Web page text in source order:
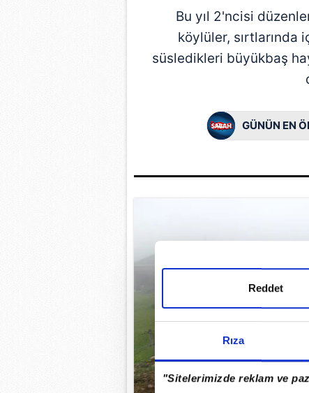
Rıza
"Sitelerimizde reklam ve
Reddet
Bu yıl 2'ncisi
köylüler, sırtlarında
süsledikleri büyükbaş
GÜNÜN EN